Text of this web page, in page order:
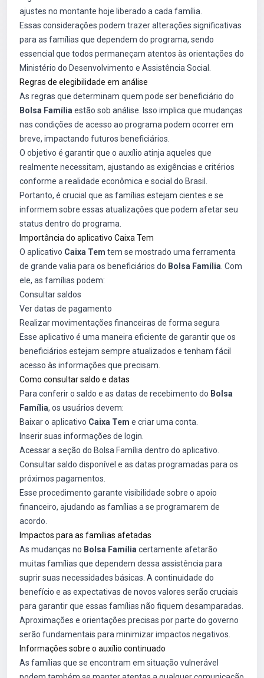
ajustes no montante hoje liberado a cada família.
Essas considerações podem trazer alterações significativas
para as famílias que dependem do programa, sendo
essencial que todos permaneçam atentos às orientações do
Ministério do Desenvolvimento e Assistência Social.
Regras de elegibilidade em análise
As regras que determinam quem pode ser beneficiário do
Bolsa Família estão sob análise. Isso implica que mudanças
nas condições de acesso ao programa podem ocorrer em
breve, impactando futuros beneficiários.
O objetivo é garantir que o auxílio atinja aqueles que
realmente necessitam, ajustando as exigências e critérios
conforme a realidade econômica e social do Brasil.
Portanto, é crucial que as famílias estejam cientes e se
informem sobre essas atualizações que podem afetar seu
status dentro do programa.
Importância do aplicativo Caixa Tem
O aplicativo Caixa Tem tem se mostrado uma ferramenta
de grande valia para os beneficiários do Bolsa Família . Com
ele, as famílias podem:
Consultar saldos
Ver datas de pagamento
Realizar movimentações financeiras de forma segura
Esse aplicativo é uma maneira eficiente de garantir que os
beneficiários estejam sempre atualizados e tenham fácil
acesso às informações que precisam.
Como consultar saldo e datas
Para conferir o saldo e as datas de recebimento do Bolsa
Família, os usuários devem:
Baixar o aplicativo Caixa Tem e criar uma conta.
Inserir suas informações de login.
Acessar a seção do Bolsa Família dentro do aplicativo.
Consultar saldo disponível e as datas programadas para os
próximos pagamentos.
Esse procedimento garante visibilidade sobre o apoio
financeiro, ajudando as famílias a se programarem de
acordo.
Impactos para as famílias afetadas
As mudanças no Bolsa Família certamente afetarão
muitas famílias que dependem dessa assistência para
suprir suas necessidades básicas. A continuidade do
benefício e as expectativas de novos valores serão cruciais
para garantir que essas famílias não fiquem desamparadas.
Aproximações e orientações precisas por parte do governo
serão fundamentais para minimizar impactos negativos.
Informações sobre o auxílio continuado
As famílias que se encontram em situação vulnerável